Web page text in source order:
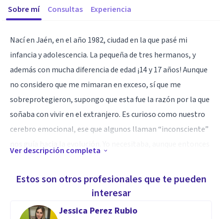
Sobre mí Consultas Experiencia
Nací en Jaén, en el año 1982, ciudad en la que pasé mi
infancia y adolescencia. La pequeña de tres hermanos, y
además con mucha diferencia de edad ¡14 y 17 años! Aunque
no considero que me mimaran en exceso, sí que me
sobreprotegieron, supongo que esta fue la razón por la que
soñaba con vivir en el extranjero. Es curioso como nuestro
cerebro emocional, ese que algunos llaman “inconsciente”
familia para construir mi identidad. Así que cuando en
segundo de carrera, con 20 años, se me presentó la
oportunidad de irme de Erasmus a Toulouse ¡la cogí! Fueron
Ver descripción completa
Estos son otros profesionales que te pueden
interesar
Jessica Perez Rubio